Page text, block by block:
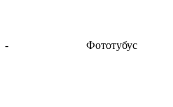
- Фототубус